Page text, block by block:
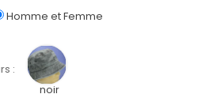
Homme et Femme
:
noir